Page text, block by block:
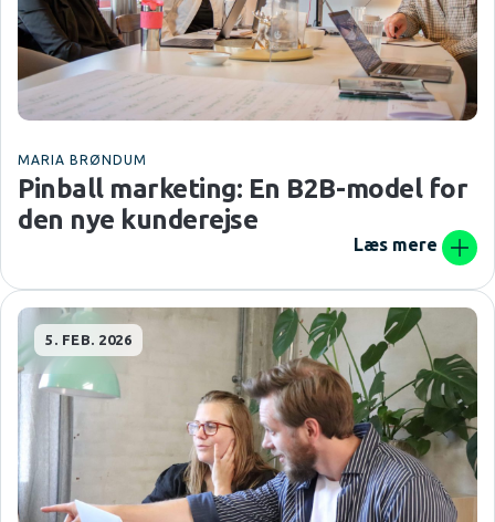
MARIA BRØNDUM
Pinball marketing: En B2B-model for
den nye kunderejse
Læs mere
5. FEB. 2026